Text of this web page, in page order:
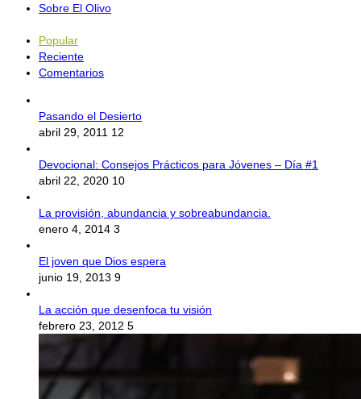
Sobre El Olivo
Popular
Reciente
Comentarios
Pasando el Desierto
abril 29, 2011 12
Devocional: Consejos Prácticos para Jóvenes – Día #1
abril 22, 2020 10
La provisión, abundancia y sobreabundancia.
enero 4, 2014 3
El joven que Dios espera
junio 19, 2013 9
La acción que desenfoca tu visión
febrero 23, 2012 5